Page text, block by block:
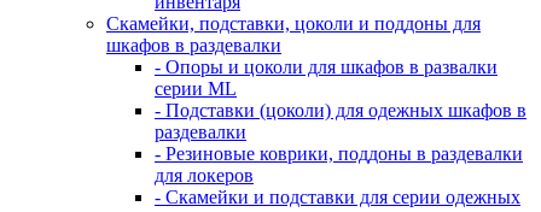
Скамейки, подставки, цоколи и поддоны для
шкафов в раздевалки
- Опоры и цоколи для шкафов в развалки
серии ML
- Подставки (цоколи) для одежных шкафов в
раздевалки
- Резиновые коврики, поддоны в раздевалки
для локеров
- Скамейки и подставки для серии одежных